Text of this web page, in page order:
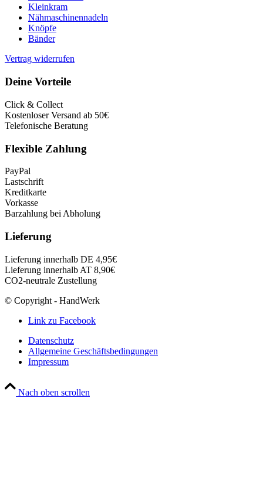
Kleinkram
Nähmaschinennadeln
Knöpfe
Bänder
Vertrag widerrufen
Deine Vorteile
Click & Collect
Kostenloser Versand ab 50€
Telefonische Beratung
Flexible Zahlung
PayPal
Lastschrift
Kreditkarte
Vorkasse
Barzahlung bei Abholung
Lieferung
Lieferung innerhalb DE 4,95€
Lieferung innerhalb AT 8,90€
CO2-neutrale Zustellung
© Copyright - HandWerk
Link zu Facebook
Datenschutz
Allgemeine Geschäftsbedingungen
Impressum
Nach oben scrollen